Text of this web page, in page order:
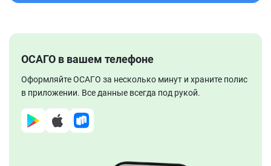
ОСАГО в вашем телефоне
Оформляйте ОСАГО за несколько минут и храните полис
в приложении. Все данные всегда под рукой.